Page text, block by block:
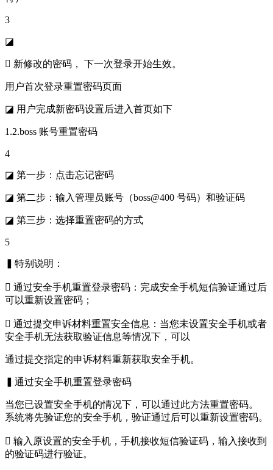
3
◪
 新修改的密码， 下一次登录开始生效。
用户首次登录重置密码页面
◪ 用户完成新密码设置后进入首页如下
1.2.boss 账号重置密码
4
◪ 第一步：点击忘记密码
◪ 第二步：输入管理员账号（boss@400 号码）和验证码
◪ 第三步：选择重置密码的方式
5
▍特别说明：
 通过安全手机重置登录密码：完成安全手机短信验证通过后
可以重新设置密码；
 通过提交申诉材料重置安全信息：当您未设置安全手机或者
安全手机无法获取验证信息等情况下，可以
通过提交指定的申诉材料重新获取安全手机。
▍通过安全手机重置登录密码
当您已设置安全手机的情况下，可以通过此方法重置密码。
系统将先验证您的安全手机，验证通过后可以重新设置密码。
 输入原设置的安全手机，手机接收短信验证码，输入接收到
的验证码进行验证。